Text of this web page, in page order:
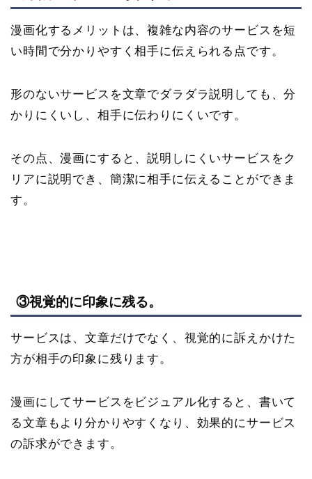
漫画化するメリットは、複雑な内容のサービスを短
い時間で分かりやすく相手に伝えられる点です。
形のないサービスを文章でダラダラ説明しても、分
かりにくいし、相手に伝わりにくいです。
その点、漫画にすると、説明しにくいサービスをク
リアに説明でき、簡潔に相手に伝えることができま
す。
③視覚的に印象に残る。
サービスは、文章だけでなく、視覚的に訴えかけた
方が相手の印象に残ります。
漫画にしてサービスをビジュアル化すると、書いて
る文章もより分かりやすくなり、効果的にサービス
の訴求ができます。